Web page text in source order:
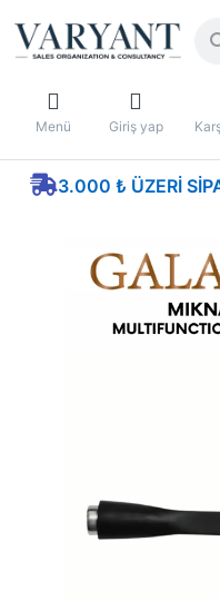
Menü Giriş yap
3.000 ₺ ÜZERI